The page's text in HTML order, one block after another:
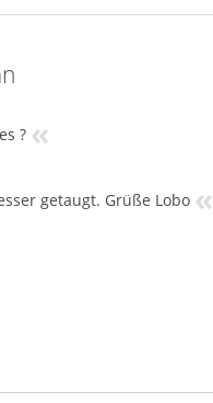
? «
getaugt. Grüße Lobo «